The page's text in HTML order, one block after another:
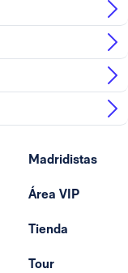
Madridistas
Área VIP
Tienda
Tour